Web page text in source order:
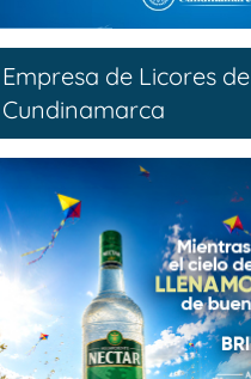
Empresa de Licores de
Cundinamarca